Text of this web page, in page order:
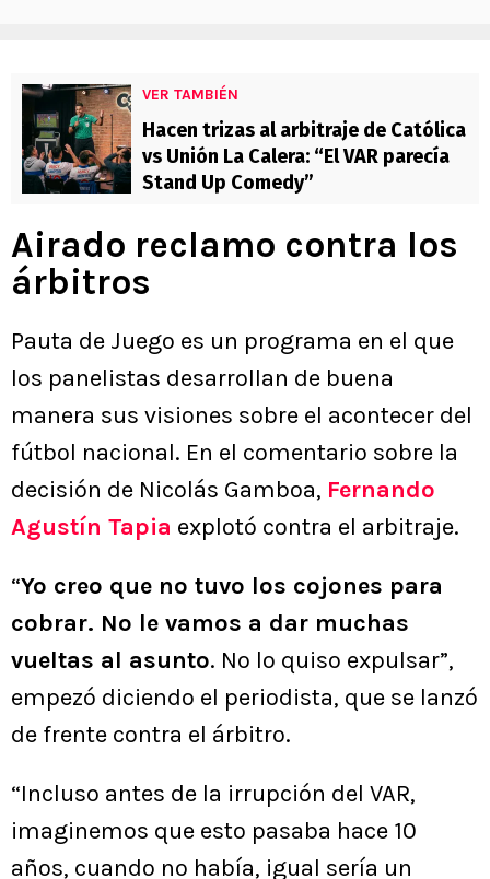
VER TAMBIÉN
Hacen trizas al arbitraje de Católica
vs Unión La Calera: “El VAR parecía
Stand Up Comedy”
Airado reclamo contra los
árbitros
Pauta de Juego es un programa en el que
los panelistas desarrollan de buena
manera sus visiones sobre el acontecer del
fútbol nacional. En el comentario sobre la
decisión de Nicolás Gamboa, Fernando
Agustín Tapia explotó contra el arbitraje.
“Yo creo que no tuvo los cojones para
cobrar. No le vamos a dar muchas
vueltas al asunto. No lo quiso expulsar”,
empezó diciendo el periodista, que se lanzó
de frente contra el árbitro.
“Incluso antes de la irrupción del VAR,
imaginemos que esto pasaba hace 10
años, cuando no había, igual sería un